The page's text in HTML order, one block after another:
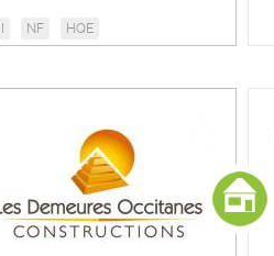
NF HQE